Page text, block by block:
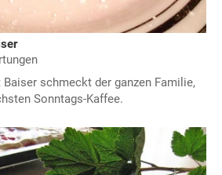
schmeckt der ganzen Familie,
Sonntags-Kaffee.